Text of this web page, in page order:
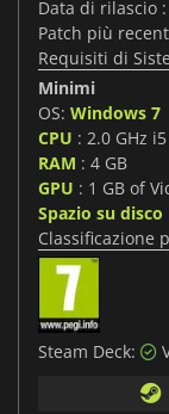
Data di rilascio
Patch più
Requisiti di
Minimi
OS: Windows 7
CPU : 2.0 GHz
RAM : 4 GB
GPU : 1 GB of
Spazio su disco
Classificazione
Steam Deck: